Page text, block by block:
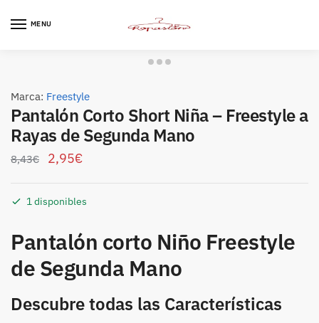
MENU
Marca: Freestyle
Pantalón Corto Short Niña – Freestyle a
Rayas de Segunda Mano
8,43€ 2,95€
1 disponibles
Pantalón corto Niño Freestyle
de Segunda Mano
Descubre todas las Características